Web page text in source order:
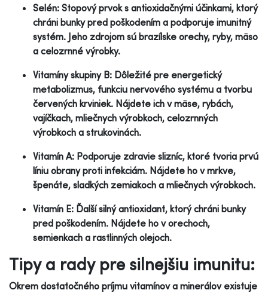
Selén: Stopový prvok s antioxidačnými účinkami, ktorý
chráni bunky pred poškodením a podporuje imunitný
systém. Jeho zdrojom sú brazílske orechy, ryby, mäso
a celozrnné výrobky.
Vitamíny skupiny B: Dôležité pre energetický
metabolizmus, funkciu nervového systému a tvorbu
červených krviniek. Nájdete ich v mäse, rybách,
vajíčkach, mliečnych výrobkoch, celozrnných
výrobkoch a strukovinách.
Vitamín A: Podporuje zdravie slizníc, ktoré tvoria prvú
líniu obrany proti infekciám. Nájdete ho v mrkve,
špenáte, sladkých zemiakoch a mliečnych výrobkoch.
Vitamín E: Ďalší silný antioxidant, ktorý chráni bunky
pred poškodením. Nájdete ho v orechoch,
semienkach a rastlinných olejoch.
Tipy a rady pre silnejšiu imunitu:
Okrem dostatočného príjmu vitamínov a minerálov existuje